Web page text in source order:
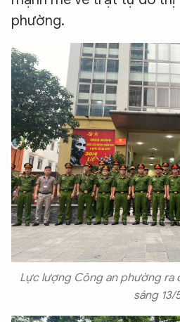
phường.
Lực lượng Công an phường ra
sáng 13/